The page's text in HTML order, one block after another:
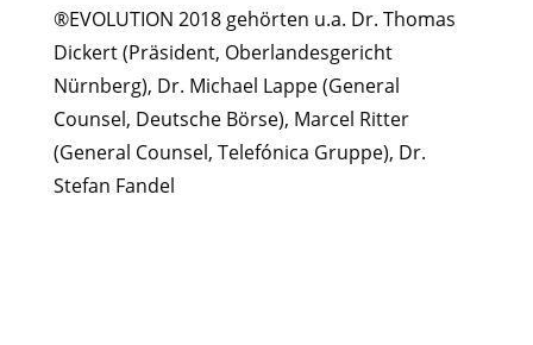
®EVOLUTION 2018 gehörten u.a. Dr. Thomas
Dickert (Präsident, Oberlandesgericht
Nürnberg), Dr. Michael Lappe (General
Counsel, Deutsche Börse), Marcel Ritter
(General Counsel, Telefónica Gruppe), Dr.
Stefan Fandel